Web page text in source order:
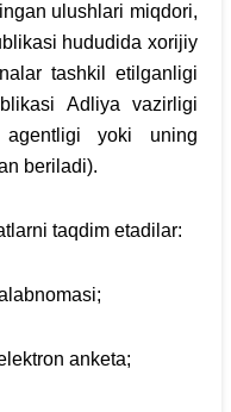
ulushlari miqdori,
hududida xorijiy
tashkil etilganligi
Adliya vazirligi
agentligi yoki uning
beriladi).
taqdim etadilar:
anketa;